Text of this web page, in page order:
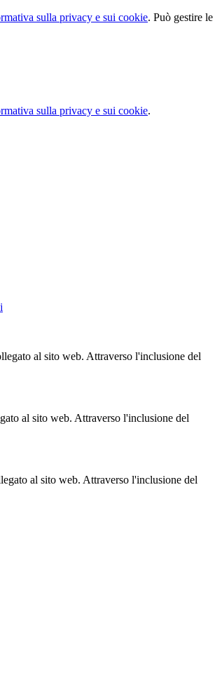
sulla privacy e sui cookie. Può gestire le
sulla privacy e sui cookie.
al sito web. Attraverso l'inclusione del
al sito web. Attraverso l'inclusione del
al sito web. Attraverso l'inclusione del